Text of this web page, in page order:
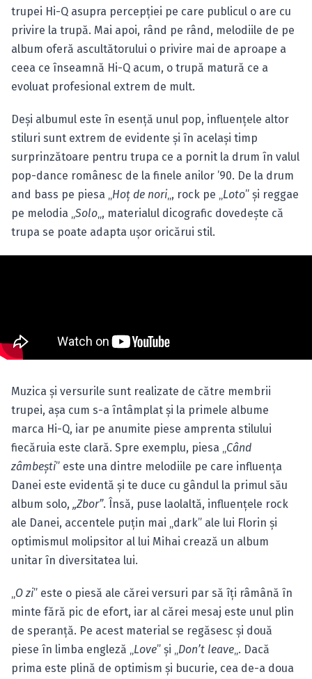
trupei Hi-Q asupra percepţiei pe care publicul o are cu
privire la trupă. Mai apoi, rând pe rând, melodiile de pe
album oferă ascultătorului o privire mai de aproape a
ceea ce înseamnă Hi-Q acum, o trupă matură ce a
evoluat profesional extrem de mult.
Deşi albumul este în esenţă unul pop, influenţele altor
stiluri sunt extrem de evidente şi în acelaşi timp
surprinzătoare pentru trupa ce a pornit la drum în valul
pop-dance românesc de la finele anilor ’90. De la drum
and bass pe piesa „ Hoţ de nori„, rock pe „ Loto” şi reggae
pe melodia „ Solo „, materialul dicografic dovedeşte că
trupa se poate adapta uşor oricărui stil.
Muzica şi versurile sunt realizate de către membrii
trupei, aşa cum s-a întâmplat şi la primele albume
marca Hi-Q, iar pe anumite piese amprenta stilului
fiecăruia este clară. Spre exemplu, piesa „ Când
zâmbeşti” este una dintre melodiile pe care influenţa
Danei este evidentă şi te duce cu gândul la primul său
album solo, „Zbor”. Însă, puse laolaltă, influenţele rock
ale Danei, accentele puţin mai „dark” ale lui Florin şi
optimismul molipsitor al lui Mihai crează un album
unitar în diversitatea lui.
O zi” este o piesă ale cărei versuri par să îţi râmână în
minte fără pic de efort, iar al cărei mesaj este unul plin
de speranţă. Pe acest material se regăsesc şi două
piese în limba engleză „ Love” şi „ Don’t leave „. Dacă
prima este plină de optimism şi bucurie, cea de-a doua